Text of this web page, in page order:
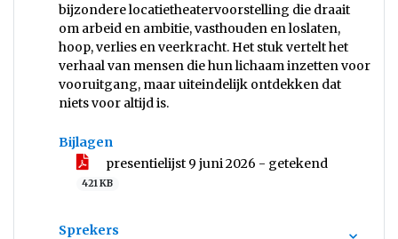
bijzondere locatietheatervoorstelling die draait
om arbeid en ambitie, vasthouden en loslaten,
hoop, verlies en veerkracht. Het stuk vertelt het
verhaal van mensen die hun lichaam inzetten voor
vooruitgang, maar uiteindelijk ontdekken dat
niets voor altijd is.
Bijlagen
presentielijst 9 juni 2026 - getekend
421 KB
Sprekers